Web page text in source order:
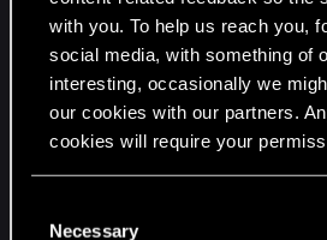
with you. To help us reach you,
social media, with something of
interesting, occasionally we
our cookies with our partners.
cookies will require your
and tweak your preferences
Necessary
nim na długo.
Kolejnym poziomem
Kaer Morhen” była mechanika
postać ma coś unikalnego do
mechanizmów musiały